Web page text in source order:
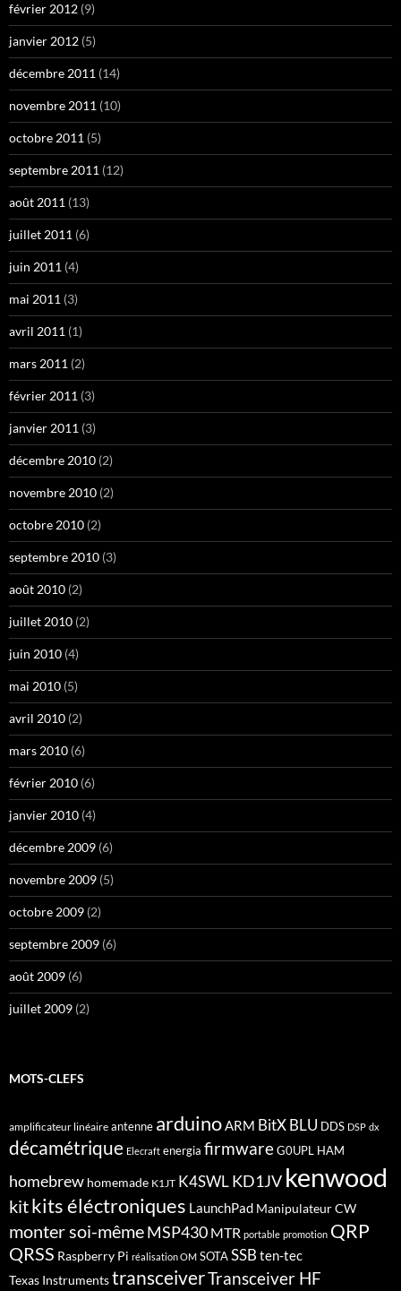
février 2012 (9)
janvier 2012 (5)
décembre 2011 (14)
novembre 2011 (10)
octobre 2011 (5)
septembre 2011 (12)
août 2011 (13)
juillet 2011 (6)
juin 2011 (4)
mai 2011 (3)
avril 2011 (1)
mars 2011 (2)
février 2011 (3)
janvier 2011 (3)
décembre 2010 (2)
novembre 2010 (2)
octobre 2010 (2)
septembre 2010 (3)
août 2010 (2)
juillet 2010 (2)
juin 2010 (4)
mai 2010 (5)
avril 2010 (2)
mars 2010 (6)
février 2010 (6)
janvier 2010 (4)
décembre 2009 (6)
novembre 2009 (5)
octobre 2009 (2)
septembre 2009 (6)
août 2009 (6)
juillet 2009 (2)
MOTS-CLEFS
amplificateur linéaire antenne arduinoARM BitX BLU DDS DSP dx
décamétrique Elecraft energia firmwareG0UPL HAM
homebrew homemade K1JT K4SWL KD1JV kenwood
kitkits éléctroniques LaunchPad Manipulateur CW
monter soi-mêmeMSP430 MTR portable promotion QRP
QRSS Raspberry Pi réalisation OM SOTASSB ten-tec
Texas InstrumentstransceiverTransceiver HF